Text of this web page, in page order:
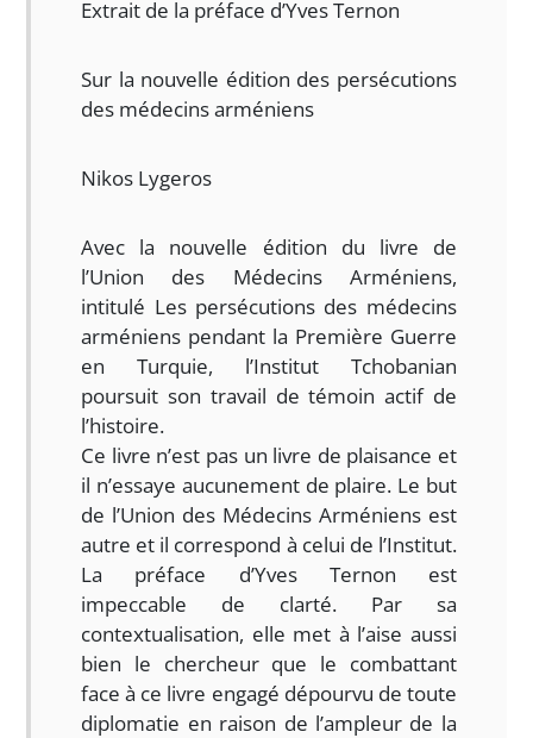
Extrait de la préface d’Yves Ternon
Sur la nouvelle édition des persécutions
des médecins arméniens
Nikos Lygeros
Avec la nouvelle édition du livre de
l’Union des Médecins Arméniens,
intitulé Les persécutions des médecins
arméniens pendant la Première Guerre
en Turquie, l’Institut Tchobanian
poursuit son travail de témoin actif de
l’histoire.
Ce livre n’est pas un livre de plaisance et
il n’essaye aucunement de plaire. Le but
de l’Union des Médecins Arméniens est
autre et il correspond à celui de l’Institut.
La préface d’Yves Ternon est
impeccable de clarté. Par sa
contextualisation, elle met à l’aise aussi
bien le chercheur que le combattant
face à ce livre engagé dépourvu de toute
diplomatie en raison de l’ampleur de la